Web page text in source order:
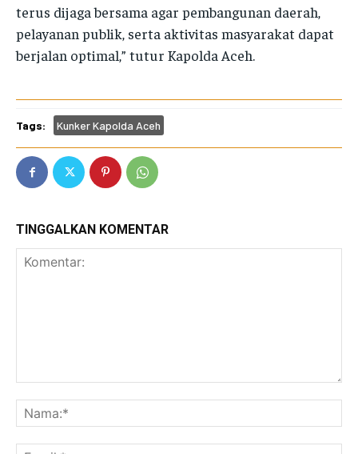
terus dijaga bersama agar pembangunan daerah,
pelayanan publik, serta aktivitas masyarakat dapat
berjalan optimal,” tutur Kapolda Aceh.
Tags: Kunker Kapolda Aceh
TINGGALKAN KOMENTAR